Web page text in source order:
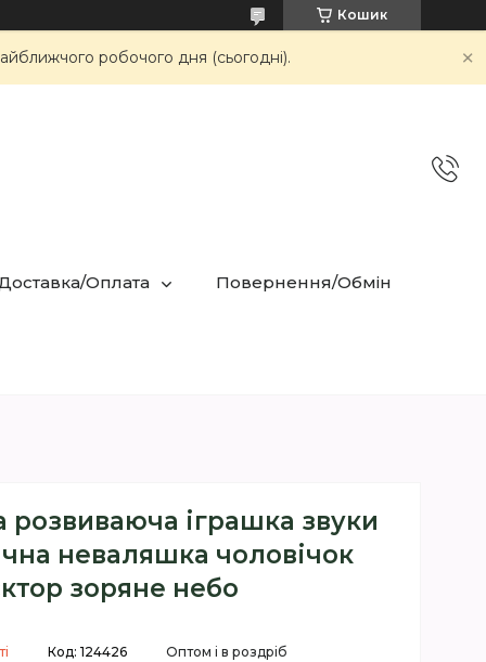
Кошик
робочого дня (сьогодні).
Оплата Повернення/Обмін
іграшка звуки
неваляшка чоловічок
зоряне небо
Оптом і в роздріб
Код: 124426